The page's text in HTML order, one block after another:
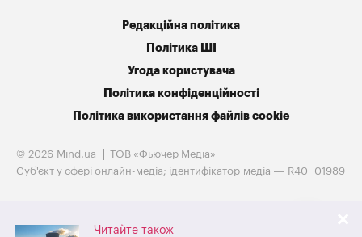
Читайте також
Редакційна політика
Політика ШІ
Угода користувача
Політика конфіденційності
Політика використання файлів cookie
© 2026 Mind.ua
ТОВ «Фьючер Медiа»
Cуб'єкт у сфері онлайн-медіа; ідентифікатор медіа — R40−01989